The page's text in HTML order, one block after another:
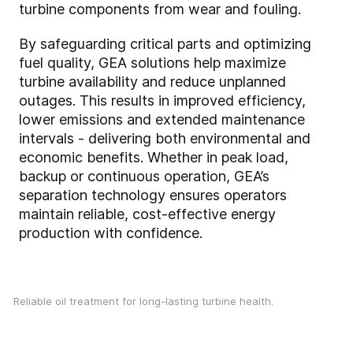
turbine components from wear and fouling.
By safeguarding critical parts and optimizing
fuel quality, GEA solutions help maximize
turbine availability and reduce unplanned
outages. This results in improved efficiency,
lower emissions and extended maintenance
intervals - delivering both environmental and
economic benefits. Whether in peak load,
backup or continuous operation, GEA’s
separation technology ensures operators
maintain reliable, cost-effective energy
production with confidence.
Reliable oil treatment for long-lasting turbine health.